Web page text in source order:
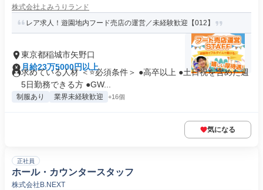
株式会社よみうりランド
レア求人！遊園地内フード売店の運営／未経験歓迎【012】
東京都稲城市矢野口
月給23万5000円以上
求めている人材 ＜⭐必須条件＞ ●高卒以上 ●土日祝を含めた週
5日勤務できる方 ●GW...
制服あり 業界未経験歓迎 +16個
気になる
正社員
ホール・カウンタースタッフ
株式会社B.NEXT